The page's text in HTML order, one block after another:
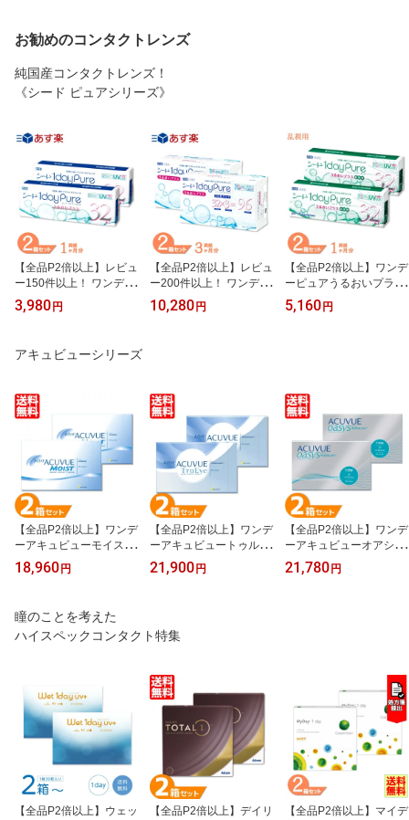
お勧めのコンタクトレンズ
純国産コンタクトレンズ！
《シード ピュアシリーズ》
【全品P2倍以上】レビュ
ー150件以上！ ワンデー
ピュアうるおいプラス 2
箱セット (1箱32枚) シー
ンデー ワンデーピュア
e 国産 うるおい 近視 遠
視 最短即日発送 送料無
料
3,980 円
【全品P2倍以上】レビュ
ー200件以上！ ワンデー
ピュアうるおいプラス 2
箱セット (1箱96枚) シー
e 国産 うるおい 近視 最
短即日発送 送料無料
10,280 円
【全品P2倍以上】ワンデ
ーピュアうるおいプラス
乱視用 2箱セット (1箱32
枚) シード 国産 コンタク
ワンデーピュア 送料無料
5,160 円
アキュビューシリーズ
【全品P2倍以上】ワンデ
ーアキュビューモイスト
2箱セット (1箱90枚) ジ
ョンソン・エンド・ジョ
クトレンズ ワンデー モ
イスト 1日交換 コンタク
ト 1day acuvue moist Jo
18,960 円
【全品P2倍以上】ワンデ
ーアキュビュートゥルー
アイ 2箱セット (1箱90
枚) ジョンソン・エン
acuvue trueye UVカット
中】
21,900 円
【全品P2倍以上】ワンデ
ーアキュビューオアシス
2箱セット (1箱90枚) ジ
ョンソン&ジョンソン UV
21,780 円
瞳のことを考えた
ハイスペックコンタクト特集
【全品P2倍以上】ウェッ 【全品P2倍以上】デイリ 【全品P2倍以上】マイデ